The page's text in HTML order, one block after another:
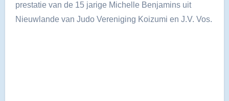
prestatie van de 15 jarige Michelle Benjamins uit
Nieuwlande van Judo Vereniging Koizumi en J.V. Vos.